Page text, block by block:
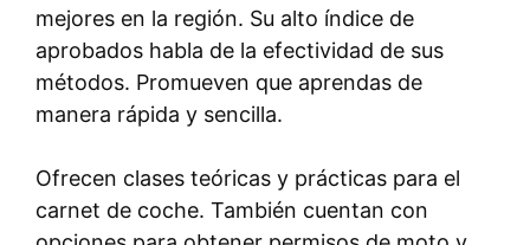
mejores en la región. Su alto índice de
aprobados habla de la efectividad de sus
métodos. Promueven que aprendas de
manera rápida y sencilla.
Ofrecen clases teóricas y prácticas para el
carnet de coche. También cuentan con